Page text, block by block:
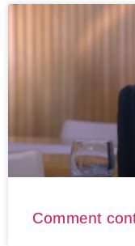
Comment